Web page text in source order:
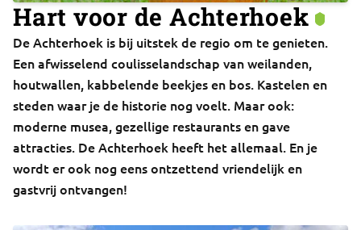
Hart voor de Achterhoek
De Achterhoek is bij uitstek de regio om te genieten.
Een afwisselend coulisselandschap van weilanden,
houtwallen, kabbelende beekjes en bos. Kastelen en
steden waar je de historie nog voelt. Maar ook:
moderne musea, gezellige restaurants en gave
attracties. De Achterhoek heeft het allemaal. En je
wordt er ook nog eens ontzettend vriendelijk en
gastvrij ontvangen!